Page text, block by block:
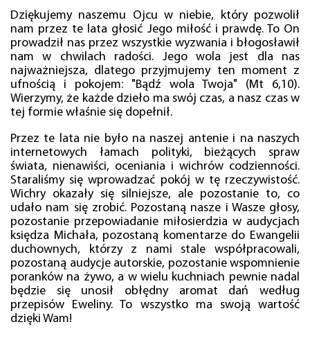
Dziękujemy naszemu Ojcu w niebie, który pozwolił
nam przez te lata głosić Jego miłość i prawdę. To On
prowadził nas przez wszystkie wyzwania i błogosławił
nam w chwilach radości. Jego wola jest dla nas
najważniejsza, dlatego przyjmujemy ten moment z
ufnością i pokojem: "Bądź wola Twoja" (Mt 6,10).
Wierzymy, że każde dzieło ma swój czas, a nasz czas w
tej formie właśnie się dopełnił.
Przez te lata nie było na naszej antenie i na naszych
internetowych łamach polityki, bieżących spraw
świata, nienawiści, oceniania i wichrów codzienności.
Staraliśmy się wprowadzać pokój w tę rzeczywistość.
Wichry okazały się silniejsze, ale pozostanie to, co
udało nam się zrobić. Pozostaną nasze i Wasze głosy,
pozostanie przepowiadanie miłosierdzia w audycjach
księdza Michała, pozostaną komentarze do Ewangelii
duchownych, którzy z nami stale współpracowali,
pozostaną audycje autorskie, pozostanie wspomnienie
poranków na żywo, a w wielu kuchniach pewnie nadal
będzie się unosił obłędny aromat dań według
przepisów Eweliny. To wszystko ma swoją wartość
dzięki Wam!